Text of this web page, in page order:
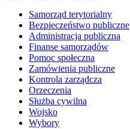
Samorząd terytorialny
Bezpieczeństwo publiczne
Administracja publiczna
Finanse samorządów
Pomoc społeczna
Zamówienia publiczne
Kontrola zarządcza
Orzeczenia
Służba cywilna
Wojsko
Wybory